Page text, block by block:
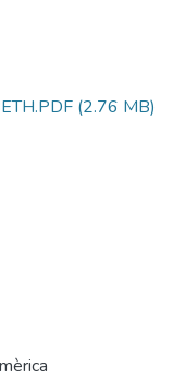
(2.76 MB)